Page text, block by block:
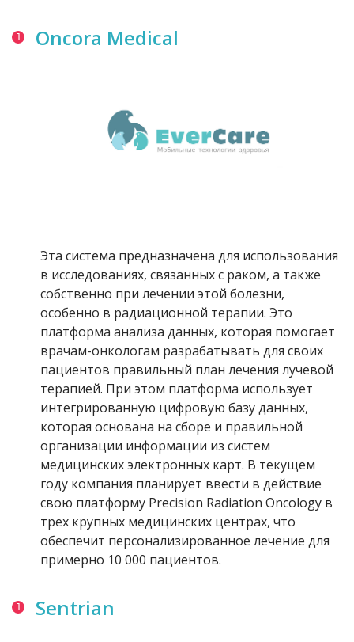
Oncora Medical
Эта система предназначена для использования
в исследованиях, связанных с раком, а также
собственно при лечении этой болезни,
особенно в радиационной терапии. Это
платформа анализа данных, которая помогает
врачам-онкологам разрабатывать для своих
пациентов правильный план лечения лучевой
терапией. При этом платформа использует
интегрированную цифровую базу данных,
которая основана на сборе и правильной
организации информации из систем
медицинских электронных карт. В текущем
году компания планирует ввести в действие
свою платформу Precision Radiation Oncology в
трех крупных медицинских центрах, что
обеспечит персонализированное лечение для
примерно 10 000 пациентов.
Sentrian